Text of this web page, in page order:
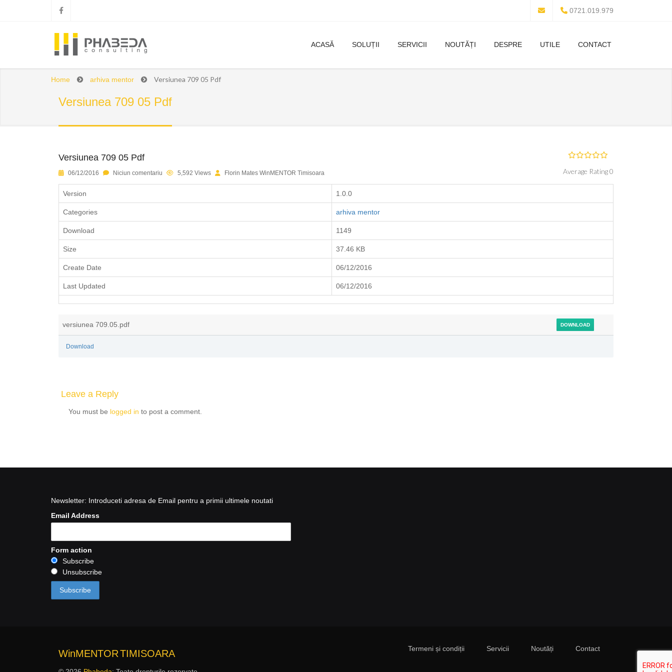
0721.019.979
ACASĂ SOLUȚII SERVICII NOUTĂȚI DESPRE UTILE CONTACT
Versiunea 709 05 Pdf
Home arhiva mentor Versiunea 709 05 Pdf
Versiunea 709 05 Pdf
1 2 3 4 5
Average Rating 0
06/12/2016 Niciun comentariu 5,592 Views Florin Mates WinMENTOR Timisoara
Version 1.0.0
Categories arhiva mentor
Download 1149
Size 37.46 KB
Create Date 06/12/2016
Last Updated 06/12/2016
versiunea 709.05.pdf DOWNLOAD
Download
Leave a Reply
You must be logged in to post a comment.
Newsletter: Introduceti adresa de Email pentru a primii ultimele noutati
Email Address
Form action
Subscribe
Unsubscribe
WinMENTORTIMISOARA Termeni și condiții Servicii Noutăți Contact